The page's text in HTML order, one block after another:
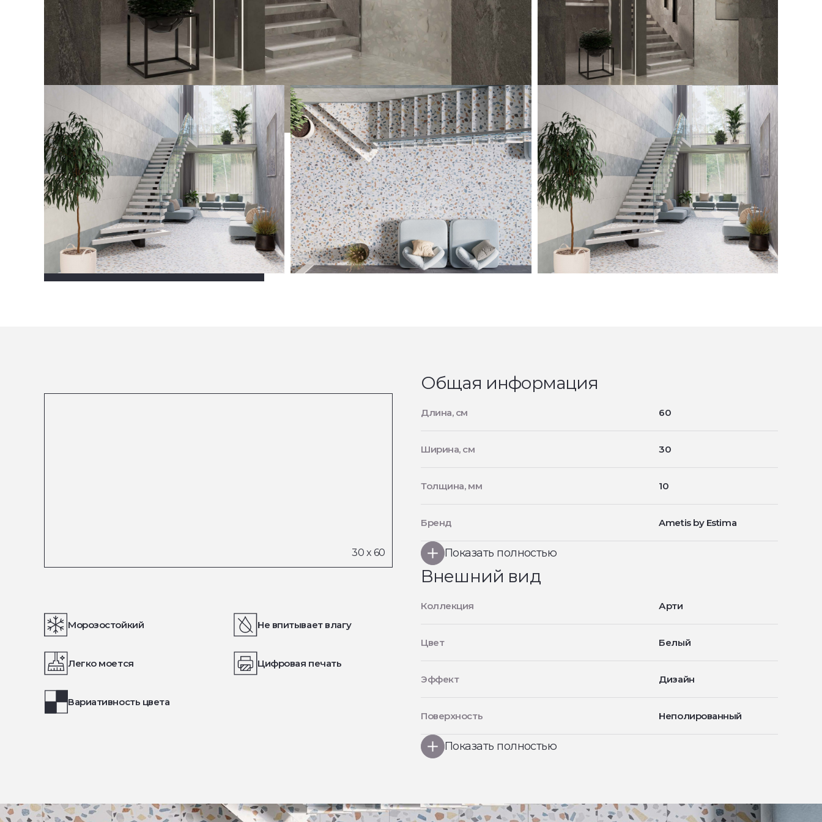
Посмотреть все проекты
Морозостойкий Не впитывает влагу
Легко моется Цифровая печать
Вариативность цвета
Общая информация
Длина, см 60
Ширина, см 30
Толщина, мм 10
Бренд Ametis by Estima
Показать полностью
Внешний вид
Коллекция Арти
Цвет Белый
Эффект Дизайн
Поверхность Неполированный
Показать полностью